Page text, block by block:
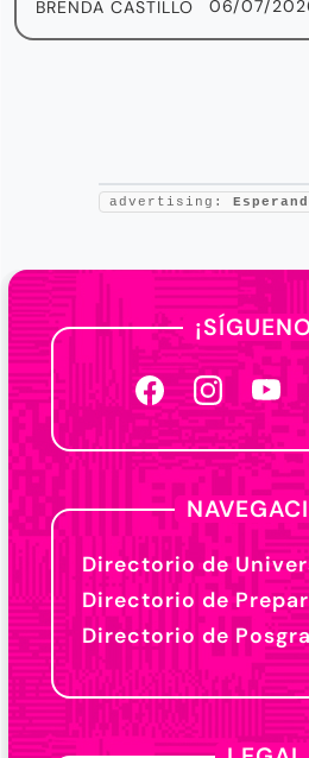
BRENDA CASTILLO 06/07/
advertising:
Directorio de
Directorio de
Directorio de